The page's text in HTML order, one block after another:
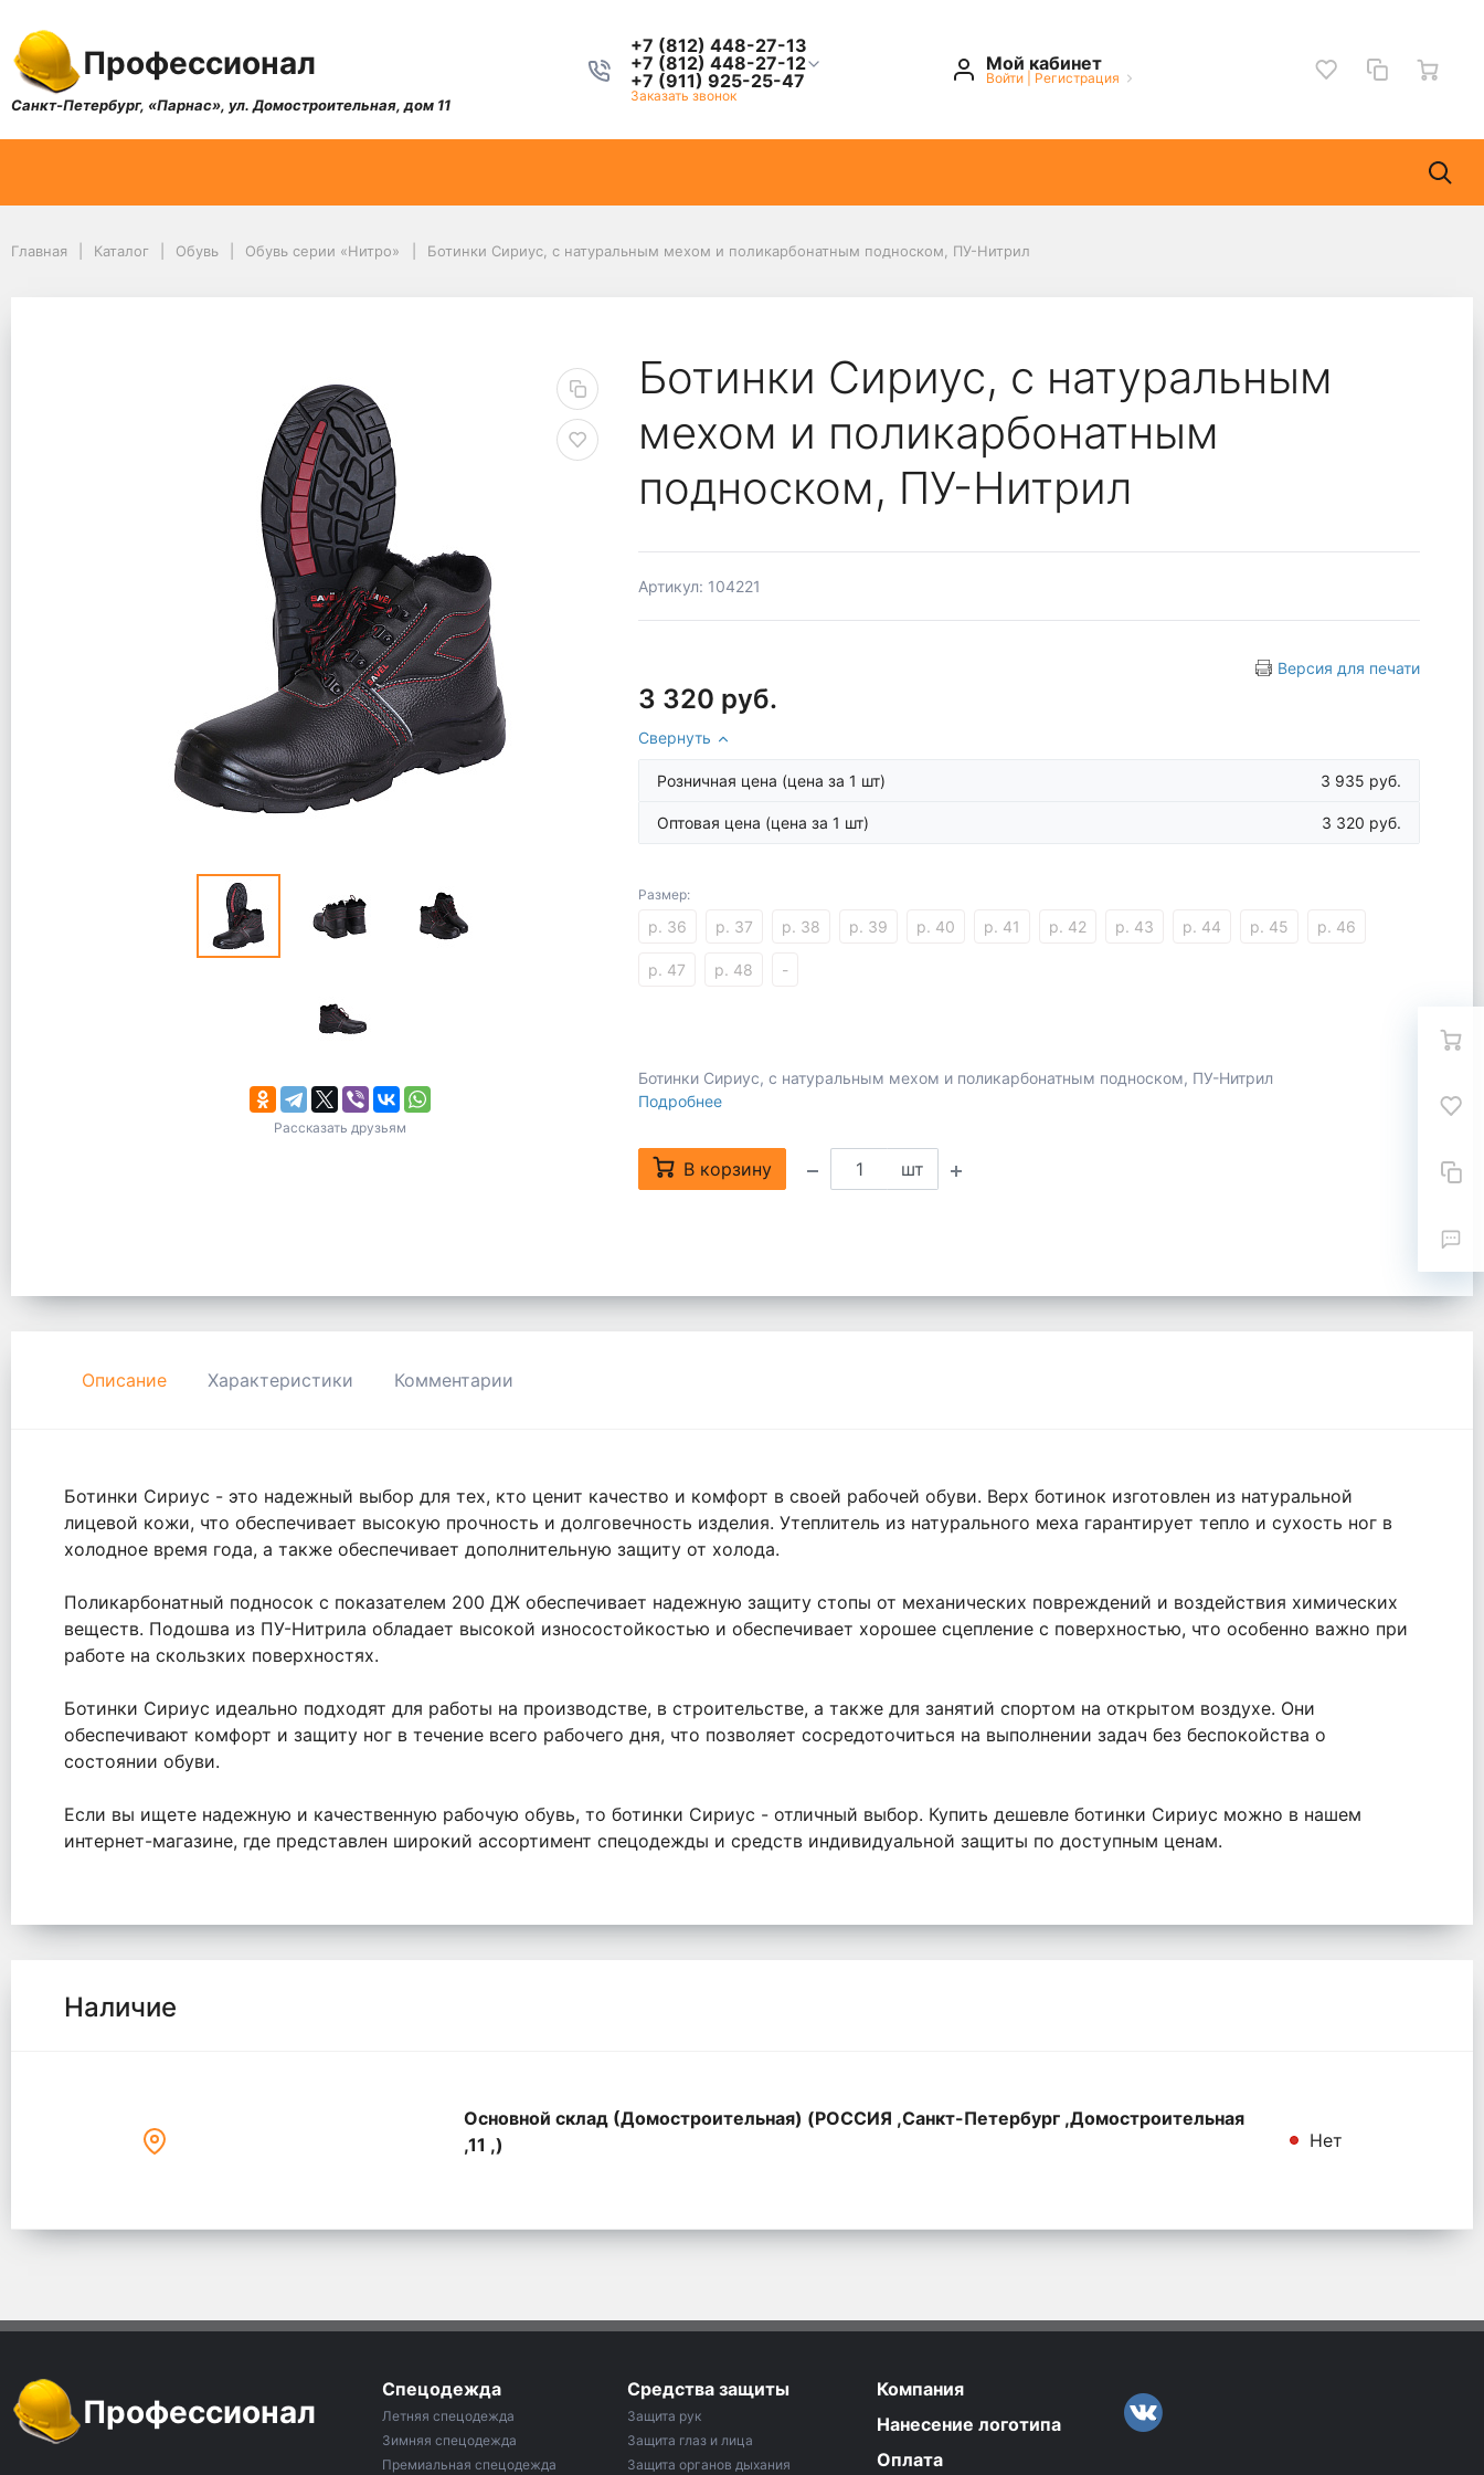
Профессионал
Санкт-Петербург, «Парнас», ул. Домостроительная, дом 11
+7 (812) 448-27-13
+7 (812) 448-27-12
+7 (911) 925-25-47
Заказать звонок
Мой кабинет
Войти Регистрация
Главная Каталог Обувь Обувь серии «Нитро» Ботинки Сириус, с натуральным мехом и поликарбонатным подноском, ПУ-Нитрил
Рассказать друзьям
Ботинки Сириус, с натуральным
мехом и поликарбонатным
подноском, ПУ-Нитрил
Артикул: 104221
Версия для печати
3 320 руб.
Свернуть
Розничная цена (цена за 1 шт) 3 935 руб.
Оптовая цена (цена за 1 шт) 3 320 руб.
Размер:
р. 36 р. 37 р. 38 р. 39 р. 40 р. 41 р. 42 р. 43 р. 44 р. 45 р. 46
р. 47 р. 48 -
Ботинки Сириус, с натуральным мехом и поликарбонатным подноском, ПУ-Нитрил
Подробнее
В корзину шт
Описание Характеристики Комментарии
Ботинки Сириус - это надежный выбор для тех, кто ценит качество и комфорт в своей рабочей обуви. Верх ботинок изготовлен из натуральной
лицевой кожи, что обеспечивает высокую прочность и долговечность изделия. Утеплитель из натурального меха гарантирует тепло и сухость ног в
холодное время года, а также обеспечивает дополнительную защиту от холода.
Поликарбонатный подносок с показателем 200 ДЖ обеспечивает надежную защиту стопы от механических повреждений и воздействия химических
веществ. Подошва из ПУ-Нитрила обладает высокой износостойкостью и обеспечивает хорошее сцепление с поверхностью, что особенно важно при
работе на скользких поверхностях.
Ботинки Сириус идеально подходят для работы на производстве, в строительстве, а также для занятий спортом на открытом воздухе. Они
обеспечивают комфорт и защиту ног в течение всего рабочего дня, что позволяет сосредоточиться на выполнении задач без беспокойства о
состоянии обуви.
Если вы ищете надежную и качественную рабочую обувь, то ботинки Сириус - отличный выбор. Купить дешевле ботинки Сириус можно в нашем
интернет-магазине, где представлен широкий ассортимент спецодежды и средств индивидуальной защиты по доступным ценам.
Наличие
Основной склад (Домостроительная) (РОССИЯ ,Санкт-Петербург ,Домостроительная
,11 ,)
Нет
Профессионал
Спецодежда
Летняя спецодежда
Зимняя спецодежда
Премиальная спецодежда
Средства защиты
Защита рук
Защита глаз и лица
Защита органов дыхания
Компания
Нанесение логотипа
Оплата